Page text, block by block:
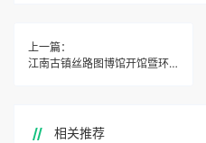
上一篇：
江南古镇丝路图博馆开馆暨环太湖古镇文化交流活动
相关推荐